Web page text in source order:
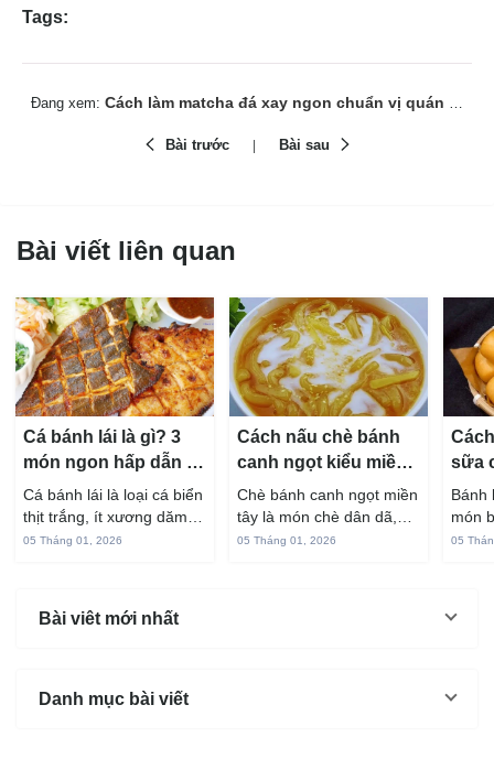
Tags:
Đang xem: Cách làm matcha đá xay ngon chuẩn vị quán dễ làm tại nhà
Bài trước Bài sau
Bài viết liên quan
Cá bánh lái là gì? 3
món ngon hấp dẫn từ
cá bánh lái
Cá bánh lái là loại cá biển
thịt trắng, ít xương dăm,
vị ngọt và rất dễ ăn khi
thể...
05 Tháng 01, 2026
Cách nấu chè bánh
canh ngọt kiểu miền
Tây ngon chuẩn vị
Chè bánh canh ngọt miền
tây là món chè dân dã,
gắn liền với đời sống sinh
05 Tháng 01, 2026
sữa
hấp
Bánh
món
mùi
05
Bài viêt mới nhất
Danh mục bài viết